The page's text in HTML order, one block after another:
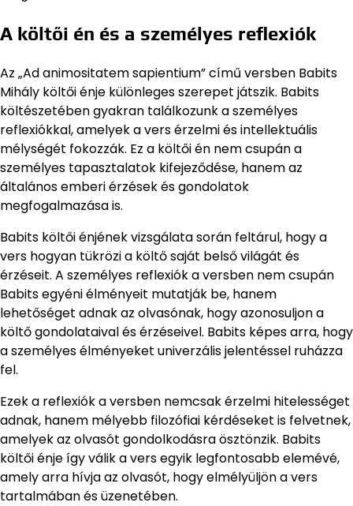
A költői én és a személyes reflexiók
Az „Ad animositatem sapientium” című versben Babits
Mihály költői énje különleges szerepet játszik. Babits
költészetében gyakran találkozunk a személyes
reflexiókkal, amelyek a vers érzelmi és intellektuális
mélységét fokozzák. Ez a költői én nem csupán a
személyes tapasztalatok kifejeződése, hanem az
általános emberi érzések és gondolatok
megfogalmazása is.
Babits költői énjének vizsgálata során feltárul, hogy a
vers hogyan tükrözi a költő saját belső világát és
érzéseit. A személyes reflexiók a versben nem csupán
Babits egyéni élményeit mutatják be, hanem
lehetőséget adnak az olvasónak, hogy azonosuljon a
költő gondolataival és érzéseivel. Babits képes arra, hogy
a személyes élményeket univerzális jelentéssel ruházza
fel.
Ezek a reflexiók a versben nemcsak érzelmi hitelességet
adnak, hanem mélyebb filozófiai kérdéseket is felvetnek,
amelyek az olvasót gondolkodásra ösztönzik. Babits
költői énje így válik a vers egyik legfontosabb elemévé,
amely arra hívja az olvasót, hogy elmélyüljön a vers
tartalmában és üzenetében.